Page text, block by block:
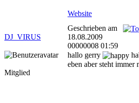
Website
DJ_VIRUS
Geschrieben am
18.08.2009
00000008 01:59
Mitglied
hallo gerry
eben aber steht immer